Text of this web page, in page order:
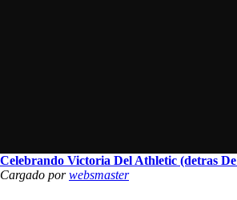
Celebrando Victoria Del Athletic (detras
Cargado porwebsmaster